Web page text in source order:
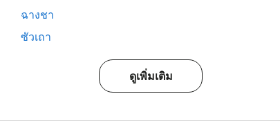
ฉางชา
ซัวเถา
ดูเพิ่มเติม